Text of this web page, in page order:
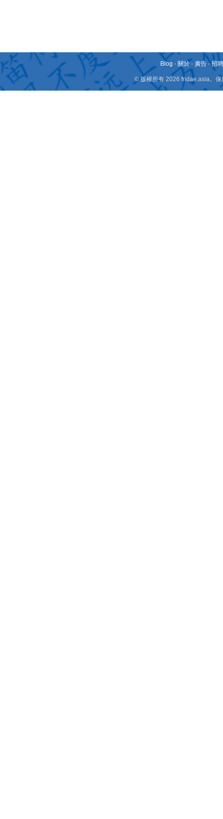
Blog - 關於 - 廣告 -招
© 版權所有 2026 fridae.asia。